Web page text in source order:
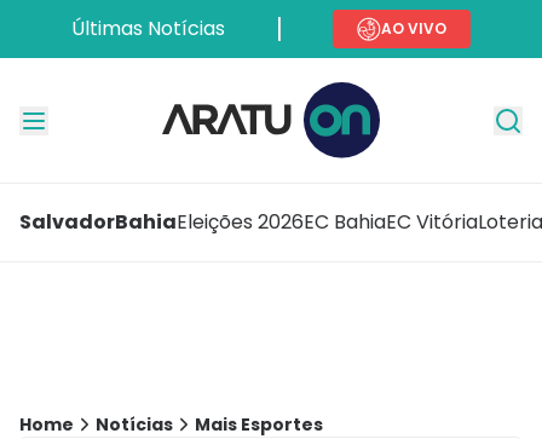
Últimas Notícias AO VIVO
SalvadorBahiaEleições 2026EC BahiaEC Vitória
Home Notícias Mais Esportes